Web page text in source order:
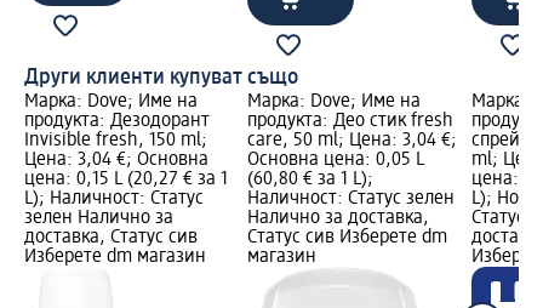
Други клиенти купуват също
Марка: Dove; Име на
продукта: Дезодорант
Invisible fresh, 150 ml;
Цена: 3,04 €; Основна
цена: 0,15 L (20,27 € за 1
L); Наличност: Статус
зелен Налично за
доставка, Статус сив
Изберете dm магазин
Марка: Dove; Име на
продукта: Део стик fresh
care, 50 ml; Цена: 3,04 €;
Основна цена: 0,05 L
(60,80 € за 1 L);
Наличност: Статус зелен
Налично за доставка,
Статус сив Изберете dm
магазин
Марка:
спрей
ml;
цена:
L); Ново
Статус